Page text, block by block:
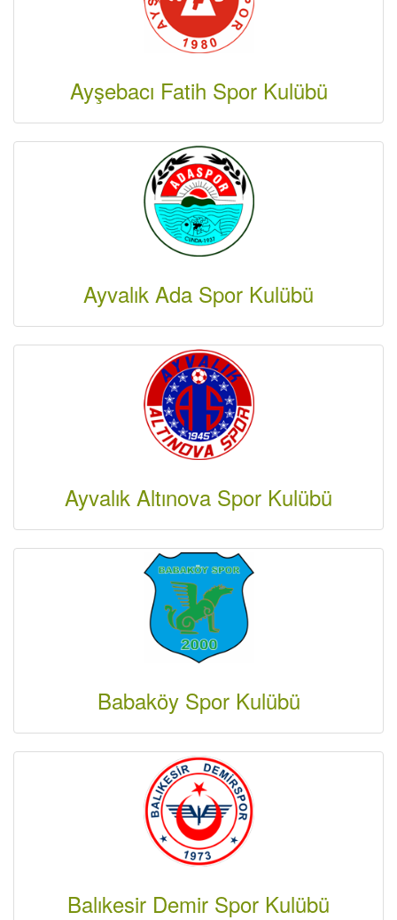
Ayşebacı Fatih Spor Kulübü
Ayvalık Ada Spor Kulübü
Ayvalık Altınova Spor Kulübü
Babaköy Spor Kulübü
Balıkesir Demir Spor Kulübü